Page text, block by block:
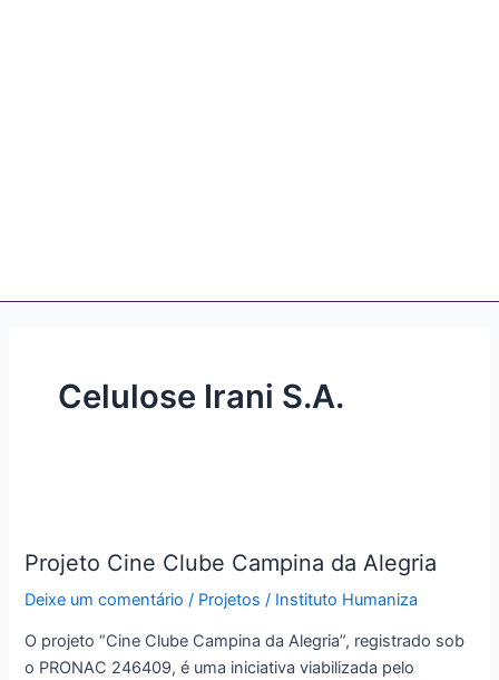
Celulose Irani S.A.
Projeto Cine Clube Campina da Alegria
Deixe um comentário / Projetos / Instituto Humaniza
O projeto “Cine Clube Campina da Alegria”, registrado sob
o PRONAC 246409, é uma iniciativa viabilizada pelo
Clube
Campina
Alegria